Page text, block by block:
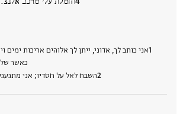
אני כותב לך, אדוני, ייתן לך אלוהים אריכות ימים
כאשר
השבח לאל על חסדיו; אני